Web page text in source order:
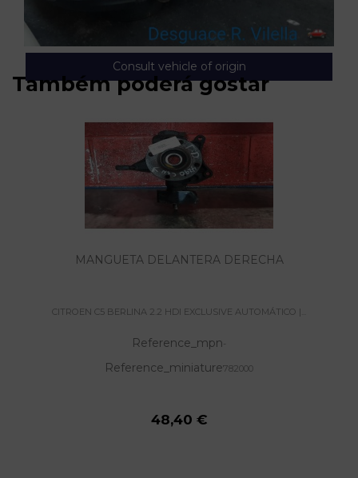
Consult vehicle of origin
Também poderá gostar
MANGUETA DELANTERA DERECHA
CITROEN C5 BERLINA 2.2 HDI EXCLUSIVE AUTOMÁTICO |...
Reference_mpn-
Reference_miniature782000
48,40 €